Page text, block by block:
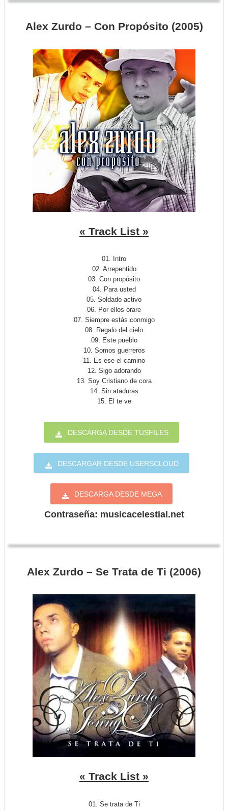
Alex Zurdo – Con Propósito (2005)
« Track List »
01. Intro
02. Arrepentido
03. Con propósito
04. Para usted
05. Soldado activo
06. Por ellos orare
07. Siempre estás conmigo
08. Regalo del cielo
09. Este pueblo
10. Somos guerreros
11. Es ese el camino
12. Sigo adorando
13. Soy Cristiano de cora
14. Sin ataduras
15. El te ve
DESCARGA DESDE TUSFILES
DESCARGAR DESDE USERSCLOUD
DESCARGA DESDE MEGA
Contraseña: musicacelestial.net
Alex Zurdo – Se Trata de Ti (2006)
« Track List »
01. Se trata de Ti